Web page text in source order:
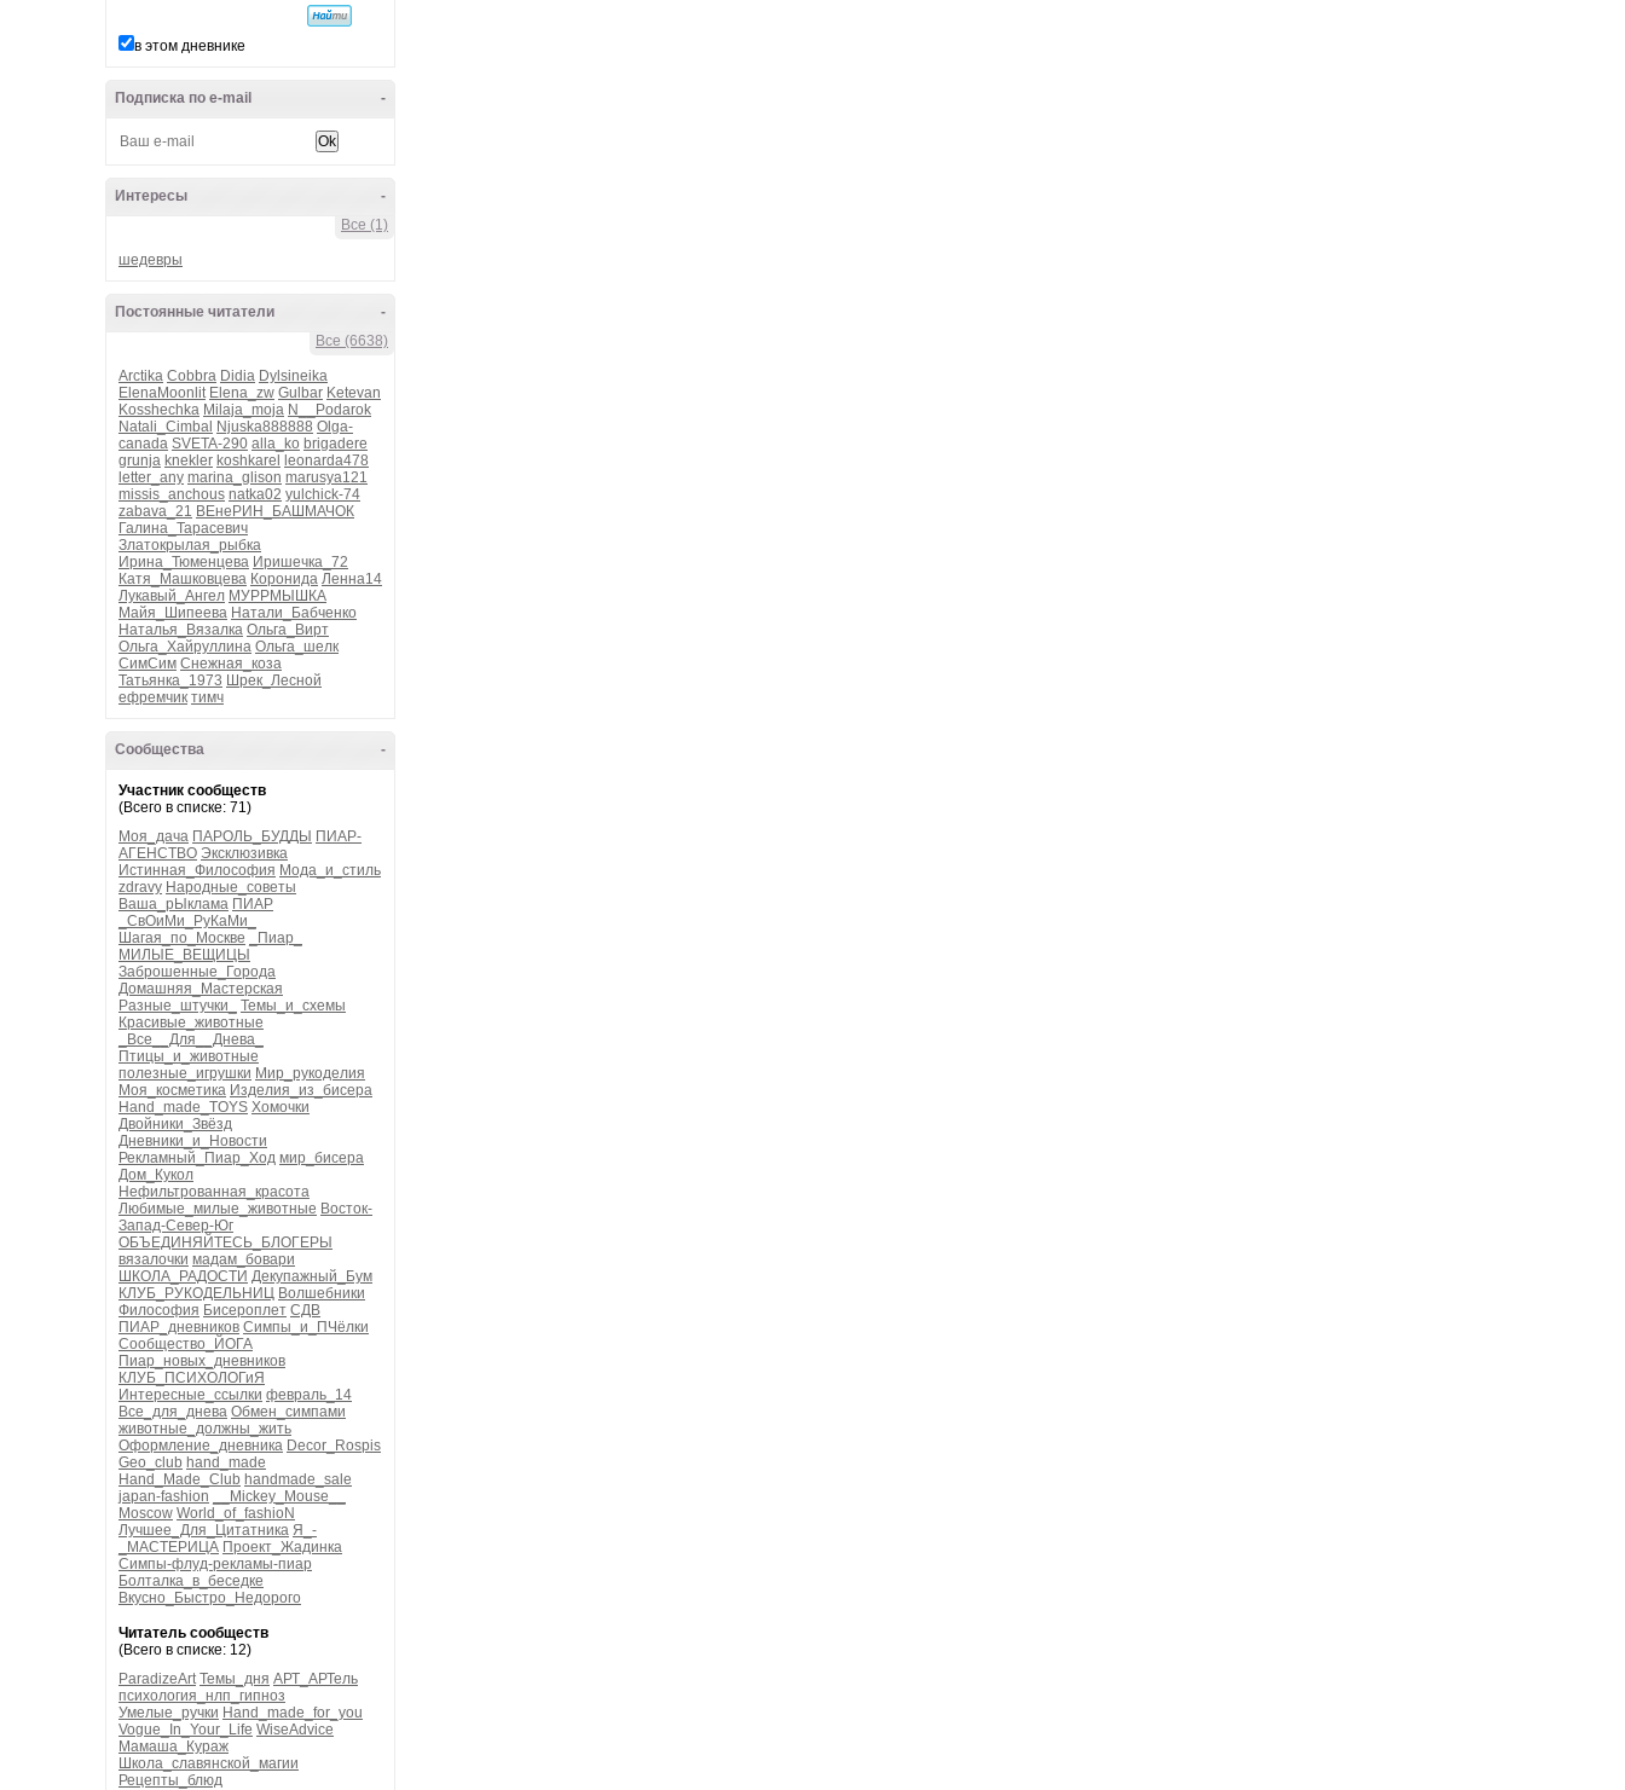
в этом дневнике
-
Подписка по e-mail
-
Интересы
Все (1)
шедевры
-
Постоянные читатели
Все (6638)
Arctika Cobbra Didia Dylsineika
ElenaMoonlit Elena_zw Gulbar Ketevan
Kosshechka Milaja_moja N__Podarok
Natali_Cimbal Njuska888888 Olga-
canada SVETA-290 alla_ko brigadere
grunja knekler koshkarel
leonarda478
letter_any marina_glison marusya121
missis_anchous natka02 yulchick-74
zabava_21 ВЕнеРИН_БАШМАЧОК
Галина_Тарасевич
Златокрылая_рыбка
Ирина_Тюменцева Иришечка_72
Катя_Машковцева Коронида Ленна14
Лукавый_Ангел МУРРМЫШКА
Майя_Шипеева Натали_Бабченко
Наталья_Вязалка Ольга_Вирт
Ольга_Хайруллина Ольга_шелк
СимСим Снежная_коза
Татьянка_1973 Шрек_Лесной
ефремчик тимч
-
Сообщества
Участник сообществ
(Всего в списке: 71)
Моя_дача ПАРОЛЬ_БУДДЫ ПИАР-
АГЕНСТВО Эксклюзивка
Истинная_Философия Мода_и_стиль
zdravy Народные_советы
Ваша_рЫклама ПИАР
_СвОиМи_РуКаМи_
Шагая_по_Москве
_Пиар_
МИЛЫЕ_ВЕЩИЦЫ
Заброшенные_Города
Домашняя_Мастерская
Разные_штучки_
Темы_и_схемы
Красивые_животные
_Все__Для__Днева_
Птицы_и_животные
полезные_игрушки Мир_рукоделия
Моя_косметика Изделия_из_бисера
Hand_made_TOYS Хомочки
Двойники_Звёзд
Дневники_и_Новости
Рекламный_Пиар_Ход мир_бисера
Дом_Кукол
Нефильтрованная_красота
Любимые_милые_животные Восток-
Запад-Север-Юг
ОБЪЕДИНЯЙТЕСЬ_БЛОГЕРЫ
вязалочки мадам_бовари
ШКОЛА_РАДОСТИ Декупажный_Бум
КЛУБ_РУКОДЕЛЬНИЦ Волшебники
Философия Бисероплет СДВ
ПИАР_дневников Симпы_и_ПЧёлки
Сообщество_ЙОГА
Пиар_новых_дневников
КЛУБ_ПСИХОЛОГиЯ
Интересные_ссылки февраль_14
Все_для_днева Обмен_симпами
животные_должны_жить
Оформление_дневника Decor_Rospis
Geo_club hand_made
Hand_Made_Club handmade_sale
japan-fashion
__Mickey_Mouse__
Moscow World_of_fashioN
Лучшее_Для_Цитатника Я_-
_МАСТЕРИЦА Проект_Жадинка
Симпы-флуд-рекламы-пиар
Болталка_в_беседке
Вкусно_Быстро_Недорого
Читатель сообществ
(Всего в списке: 12)
ParadizeArt Темы_дня АРТ_АРТель
психология_нлп_гипноз
Умелые_ручки Hand_made_for_you
Vogue_In_Your_Life WiseAdvice
Мамаша_Кураж
Школа_славянской_магии
Рецепты_блюд